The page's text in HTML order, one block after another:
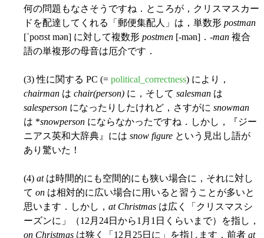
何の問題もなさそうですね．ところが，クリスマスカー
ドを配達してくれる「郵便集配人」は，単数形 postman
[ˈpoʊst mən] に対して複数形 postmen [-mən]．-man 複合
語の単複形の母音は厄介です．
(3) 性に関する PC (= political_correctness) により，
chairman は chair(person) に，そして salesman は
salesperson になったりしたけれど，さすがに snowman
は *snowperson にならなかったですね．しかし，『ジー
ニアス英和大辞典』には snow figure という見出し語が
あり驚いた！
(4) atは時間的にも空間的にも狭い場合に，それに対し
て on は相対的に広い場合に用いると習うことが多いと
思います．しかし， at Christmas は広く「クリスマスシ
ーズンに」（12月24日から1月1日くらいまで）を指し，
on Christmas は狭く「12月25日に」を指します．前者 at